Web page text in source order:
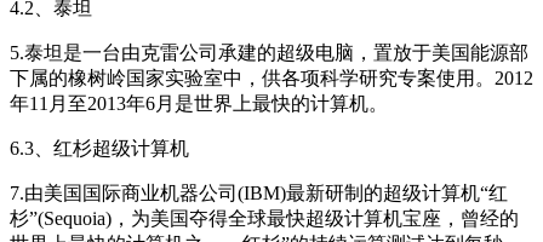
4.2、泰坦
5.泰坦是一台由克雷公司承建的超级电脑，置放于美国能源部
下属的橡树岭国家实验室中，供各项科学研究专案使用。2012
年11月至2013年6月是世界上最快的计算机。
6.3、红杉超级计算机
7.由美国国际商业机器公司(IBM)最新研制的超级计算机“红
杉”(Sequoia)，为美国夺得全球最快超级计算机宝座，曾经的